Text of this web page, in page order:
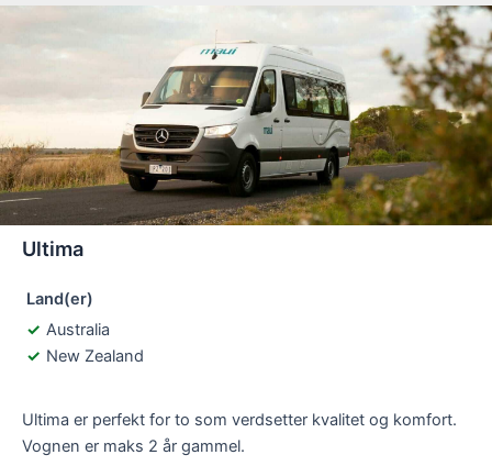
Ultima
Land(er)
Australia
New Zealand
Ultima er perfekt for to som verdsetter kvalitet og komfort.
Vognen er maks 2 år gammel.